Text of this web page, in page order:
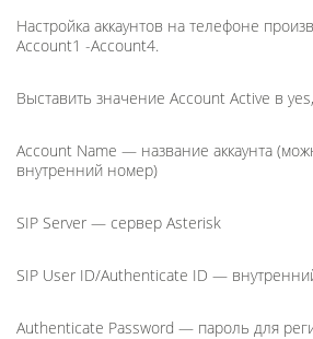
Настройка аккаунтов на телефоне
Account1 -Account4.
Выставить значение Account Active в yes,
Account Name — название аккаунта
внутренний номер)
SIP Server — сервер Asterisk
SIP User ID/Authenticate ID —
Authenticate Password — пароль для